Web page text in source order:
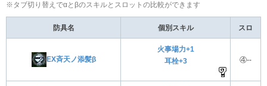
※タブ切り替えでαとβのスキルとスロットの比較ができます
防具名 個別スキル スロ
EX斉天ノ添髪β
火事場力+1
耳栓+3
④--